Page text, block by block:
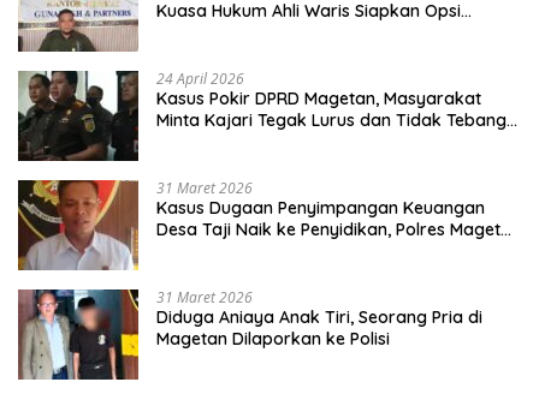
Kuasa Hukum Ahli Waris Siapkan Opsi
24 April 2026
Kasus Pokir DPRD Magetan, Masyarakat
Minta Kajari Tegak Lurus dan Tidak Tebang
31 Maret 2026
Kasus Dugaan Penyimpangan Keuangan
Desa Taji Naik ke Penyidikan, Polres Magetan
31 Maret 2026
Diduga Aniaya Anak Tiri, Seorang Pria di
Magetan Dilaporkan ke Polisi